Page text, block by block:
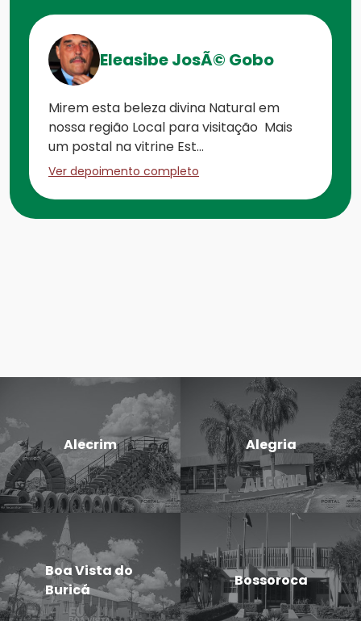
Eleasibe JosÃ© Gobo
Mirem esta beleza divina Natural em
nossa região Local para visitação Mais
um postal na vitrine Est...
Ver depoimento completo
Alecrim Alegria
Boa Vista do
Buricá
Bossoroca